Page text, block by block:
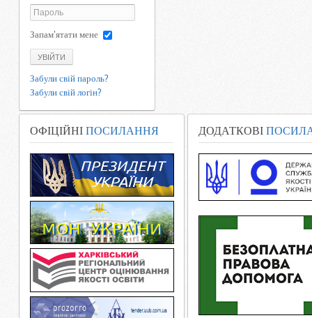
Запам'ятати мене
УВІЙТИ
Забули свій пароль?
Забули свій логін?
ОФІЦІЙНІ ПОСИЛАННЯ ДОДАТКОВІ